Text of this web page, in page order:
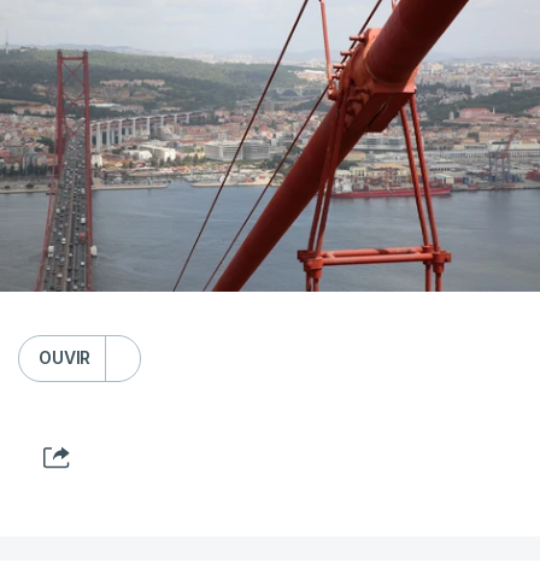
OUVIR